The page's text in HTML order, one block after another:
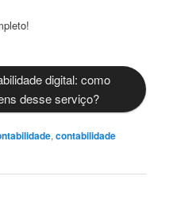
digital: como
desse serviço?
,contabilidade